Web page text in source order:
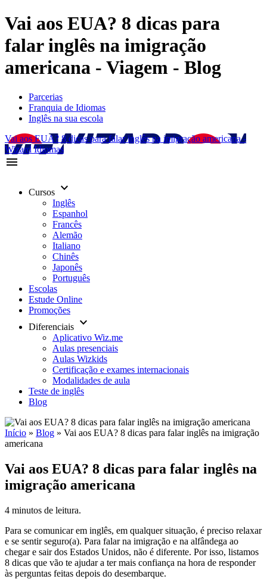
Vai aos EUA? 8 dicas para
falar inglês na imigração
americana - Viagem - Blog
Parcerias
Franquia de Idiomas
Inglês na sua escola
Vai aos EUA? 8 dicas para falar inglês na imigração americana -
Wizard Idiomas
menu
Cursos keyboard_arrow_down
Inglês
Espanhol
Francês
Alemão
Italiano
Chinês
Japonês
Português
Escolas
Estude Online
Promoções
Diferenciais keyboard_arrow_down
Aplicativo Wiz.me
Aulas presenciais
Aulas Wizkids
Certificação e exames internacionais
Modalidades de aula
Teste de inglês
Blog
Início » Blog » Vai aos EUA? 8 dicas para falar inglês na imigração
americana
Vai aos EUA? 8 dicas para falar inglês na
imigração americana
4 minutos de leitura.
Para se comunicar em inglês, em qualquer situação, é preciso relaxar
e se sentir seguro(a). Para falar na imigração e na alfândega ao
chegar e sair dos Estados Unidos, não é diferente. Por isso, listamos
8 dicas que vão te ajudar a ter mais confiança na hora de responder
às perguntas feitas depois do desembarque.